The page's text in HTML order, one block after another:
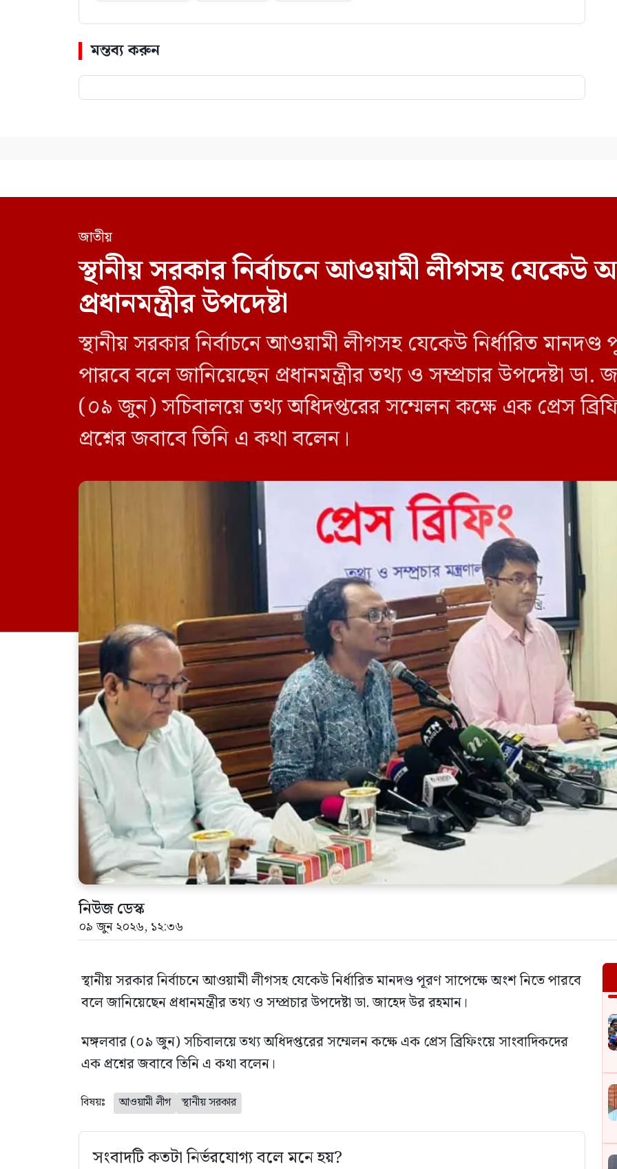
মন্তব্য করুন
জাতীয়
স্থানীয় সরকার নির্বাচনে আওয়ামী লীগসহ যেকেউ
প্রধানমন্ত্রীর উপদেষ্টা
স্থানীয় সরকার নির্বাচনে আওয়ামী লীগসহ যেকেউ নির্ধারিত
পারবে বলে জানিয়েছেন প্রধানমন্ত্রীর তথ্য ও সম্প্রচার উপদেষ্টা
(০৯ জুন) সচিবালয়ে তথ্য অধিদপ্তরের সম্মেলন কক্ষে এক প্রেস
প্রশ্নের জবাবে তিনি এ কথা বলেন।
নিউজ ডেস্ক
০৯ জুন ২০২৬, ১২:৩৬
স্থানীয় সরকার নির্বাচনে আওয়ামী লীগসহ যেকেউ নির্ধারিত মানদণ্ড পূরণ সাপেক্ষে অংশ নিতে পারবে
বলে জানিয়েছেন প্রধানমন্ত্রীর তথ্য ও সম্প্রচার উপদেষ্টা ডা. জাহেদ উর রহমান।
মঙ্গলবার (০৯ জুন) সচিবালয়ে তথ্য অধিদপ্তরের সম্মেলন কক্ষে এক প্রেস ব্রিফিংয়ে সাংবাদিকদের
এক প্রশ্নের জবাবে তিনি এ কথা বলেন।
বিষয়ঃ আওয়ামী লীগ স্থানীয় সরকার
সংবাদটি কতটা নির্ভরযোগ্য বলে মনে হয়?